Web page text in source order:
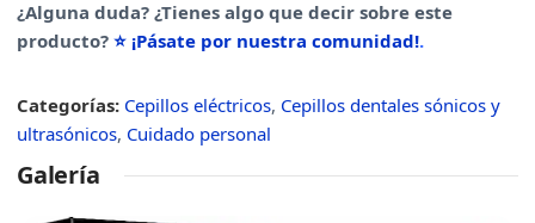
¿Alguna duda? ¿Tienes algo que decir sobre este
producto? ⭐ ¡Pásate por nuestra comunidad!.
Categorías: Cepillos eléctricos, Cepillos dentales sónicos y
ultrasónicos, Cuidado personal
Galería